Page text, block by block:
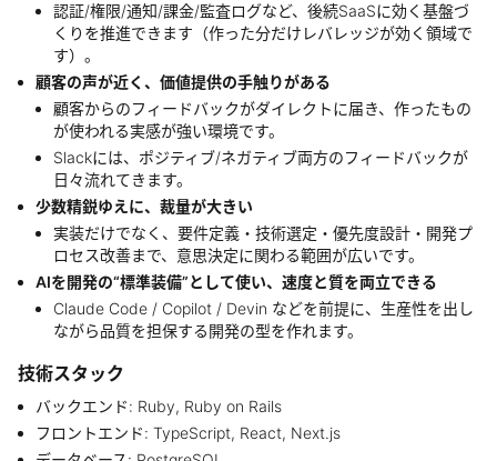
認証/権限/通知/課金/監査ログなど、後続SaaSに効く基盤づ
くりを推進できます（作った分だけレバレッジが効く領域で
す）。
顧客の声が近く、価値提供の手触りがある
顧客からのフィードバックがダイレクトに届き、作ったもの
が使われる実感が強い環境です。
Slackには、ポジティブ/ネガティブ両方のフィードバックが
日々流れてきます。
少数精鋭ゆえに、裁量が大きい
実装だけでなく、要件定義・技術選定・優先度設計・開発プ
ロセス改善まで、意思決定に関わる範囲が広いです。
AIを開発の“標準装備”として使い、速度と質を両立できる
Claude Code / Copilot / Devin などを前提に、生産性を出し
ながら品質を担保する開発の型を作れます。
技術スタック
バックエンド: Ruby, Ruby on Rails
フロントエンド: TypeScript, React, Next.js